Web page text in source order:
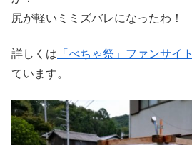
尻が軽いミミズバレになったわ！
詳しくは 「べちゃ祭」ファンサイト
ています。